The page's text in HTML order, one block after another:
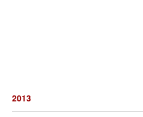
2013